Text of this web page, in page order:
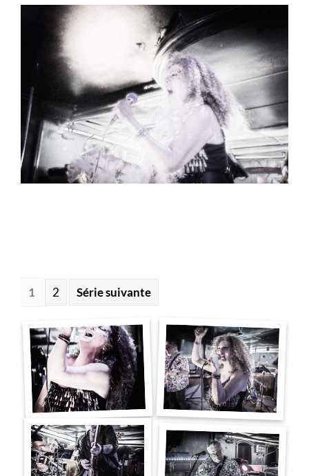
1 2 Série suivante